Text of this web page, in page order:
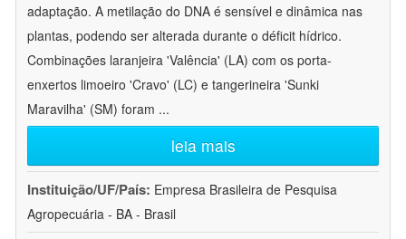
adaptação. A metilação do DNA é sensível e dinâmica nas
plantas, podendo ser alterada durante o déficit hídrico.
Combinações laranjeira 'Valência' (LA) com os porta-
enxertos limoeiro 'Cravo' (LC) e tangerineira 'Sunki
Maravilha' (SM) foram ...
leia mais
Instituição/UF/País: Empresa Brasileira de Pesquisa
Agropecuária - BA - Brasil